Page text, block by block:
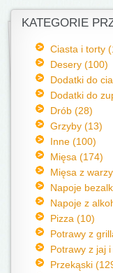
KATEGORIE
Ciasta i torty
Desery (100)
Dodatki do
Dodatki do
Drób (28)
Grzyby (13)
Inne (100)
Mięsa (174)
Mięsa z
Napoje
Napoje z
Pizza (10)
Potrawy z
Potrawy z jaj
Przekąski